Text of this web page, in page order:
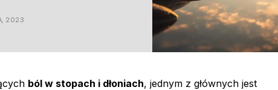
2023
ból w stopach i dłoniach, jednym z głównych jest